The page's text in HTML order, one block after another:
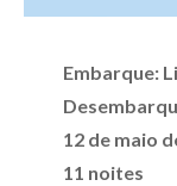
Embarque:
12 de maio
11 noites